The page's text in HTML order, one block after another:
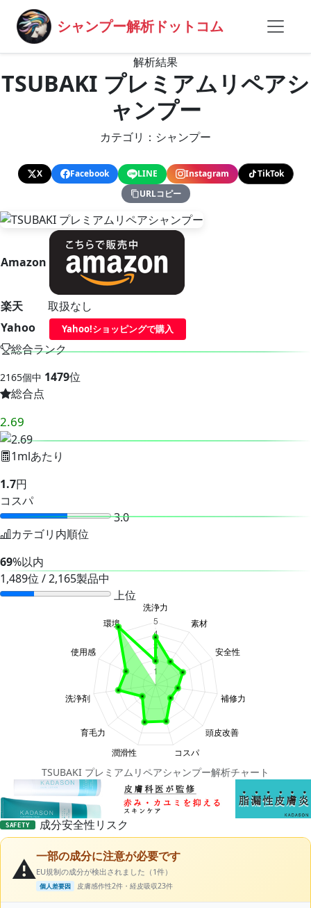
シャンプー解析ドットコム
解析結果
TSUBAKI プレミアムリペアシ
ャンプー
カテゴリ：シャンプー
X Facebook LINE Instagram
TikTok
URLコピー
Amazon
楽天
取扱なし
Yahoo
Yahoo!ショッピングで購入
総合ランク
2165個中 1479位
総合点
2.69
1mlあたり
1.7円
コスパ
3.0
カテゴリ内順位
69%以内
1,489位 / 2,165製品中
上位
TSUBAKI プレミアムリペアシャンプー解析チャート
SAFETY 成分安全性リスク
⚠️一部の成分に注意が必要です
EU規制の成分が検出されました（1件）
個人差要因 皮膚感作性2件・経皮吸収23件